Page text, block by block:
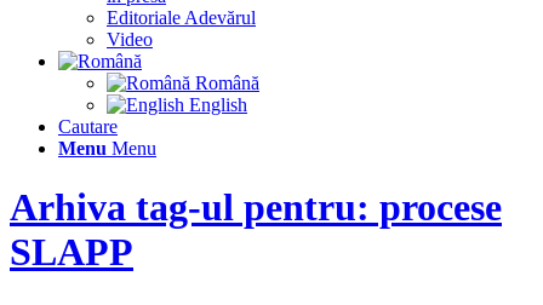
Editoriale Adevărul
Video
Română
English
Cautare
Menu Menu
Arhiva tag-ul pentru: procese
SLAPP